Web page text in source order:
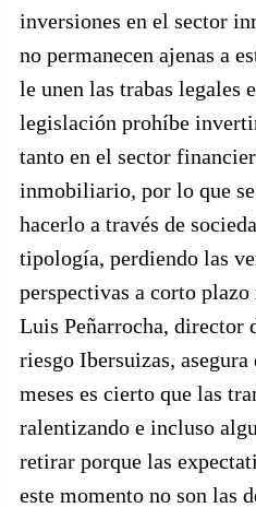
inversiones en el sector
no permanecen ajenas a
le unen las trabas legales
legislación prohíbe
tanto en el sector
inmobiliario, por lo que
hacerlo a través de
tipología, perdiendo las
perspectivas a corto plazo
Luis Peñarrocha, director
riesgo Ibersuizas,
meses es cierto que las
ralentizando e incluso
retirar porque las
este momento no son las